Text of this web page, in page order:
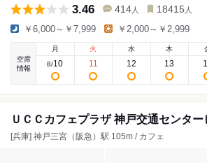
3.46 414 人 18415 人
￥6,000～￥7,999 ￥2,000～￥2,999
空席
情報
月
8/10
火
11
水
12
木
13
ＵＣＣカフェプラザ 神戸交通センター
[兵庫] 神戸三宮（阪急）駅 105m / カフェ